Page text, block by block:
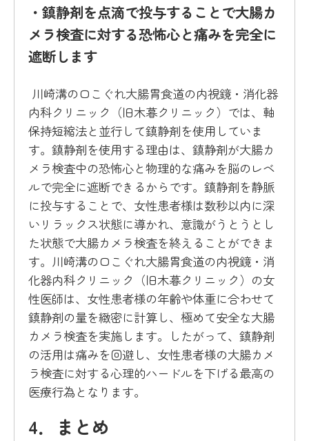
・鎮静剤を点滴で投与することで大腸カ
メラ検査に対する恐怖心と痛みを完全に
遮断します
川崎溝の口こぐれ大腸胃食道の内視鏡・消化器
内科クリニック（旧木暮クリニック）では、軸
保持短縮法と並行して鎮静剤を使用していま
す。鎮静剤を使用する理由は、鎮静剤が大腸カ
メラ検査中の恐怖心と物理的な痛みを脳のレベ
ルで完全に遮断できるからです。鎮静剤を静脈
に投与することで、女性患者様は数秒以内に深
いリラックス状態に導かれ、意識がうとうとし
た状態で大腸カメラ検査を終えることができま
す。川崎溝の口こぐれ大腸胃食道の内視鏡・消
化器内科クリニック（旧木暮クリニック）の女
性医師は、女性患者様の年齢や体重に合わせて
鎮静剤の量を緻密に計算し、極めて安全な大腸
カメラ検査を実施します。したがって、鎮静剤
の活用は痛みを回避し、女性患者様の大腸カメ
ラ検査に対する心理的ハードルを下げる最高の
医療行為となります。
4．まとめ